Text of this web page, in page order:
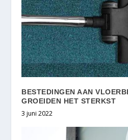
BESTEDINGEN AAN
GROEIDEN HET STERKST
3 juni 2022